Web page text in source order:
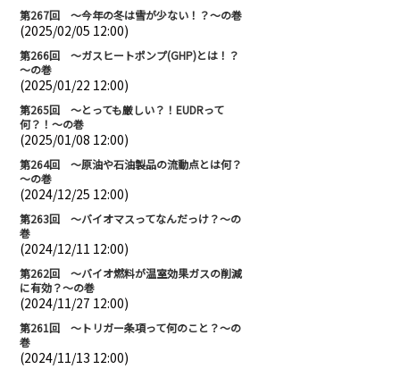
第267回 ～今年の冬は雪が少ない！？～の巻
(2025/02/05 12:00)
第266回 ～ガスヒートポンプ(GHP)とは！？
～の巻
(2025/01/22 12:00)
第265回 ～とっても厳しい？！EUDRって
何？！～の巻
(2025/01/08 12:00)
第264回 ～原油や石油製品の流動点とは何？
～の巻
(2024/12/25 12:00)
第263回 ～バイオマスってなんだっけ？～の
巻
(2024/12/11 12:00)
第262回 ～バイオ燃料が温室効果ガスの削減
に有効？～の巻
(2024/11/27 12:00)
第261回 ～トリガー条項って何のこと？～の
巻
(2024/11/13 12:00)